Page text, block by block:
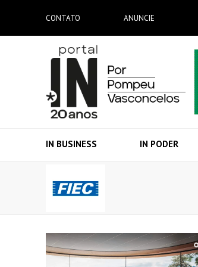
CONTATO ANUNCIE
IN BUSINESS IN PODER